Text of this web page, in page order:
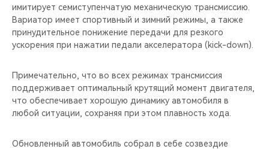
имитирует семиступенчатую механическую трансмиссию.
Вариатор имеет спортивный и зимний режимы, а также
принудительное понижение передачи для резкого
ускорения при нажатии педали акселератора (kick-down).
Примечательно, что во всех режимах трансмиссия
поддерживает оптимальный крутящий момент двигателя,
что обеспечивает хорошую динамику автомобиля в
любой ситуации, сохраняя при этом плавность хода.
Обновленный автомобиль собрал в себе созвездие